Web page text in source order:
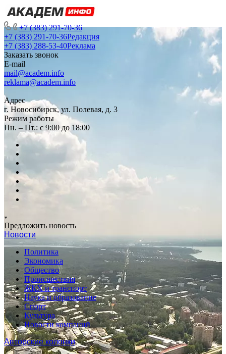
+7 (383) 291-70-36
+7 (383) 291-70-36Редакция
+7 (383) 288-53-40Реклама
Заказать звонок
E-mail
mail@academ.info
reklama@academ.info
Адрес
г. Новосибирск, ул. Полевая, д. 3
Режим работы
Пн. – Пт.: с 9:00 до 18:00
Предложить новость
Новости
Политика
Экономика
Общество
Происшествия
ЖКХ и транспорт
Наука и образование
Спорт
Культура
Новости компаний
Авторские колонки